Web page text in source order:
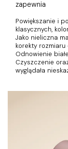
zapewnia
Powiększanie i
klasycznych,
Jako nieliczna
korekty rozmiaru
Odnowienie
Czyszczenie
wyglądała